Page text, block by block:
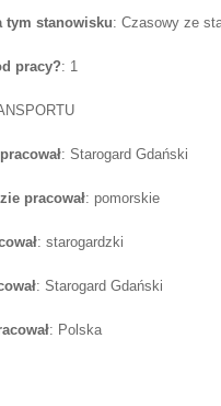
tym stanowisku: Czasowy ze
pracy?: 1
: Starogard Gdański
pracował: pomorskie
: starogardzki
: Starogard Gdański
: Polska